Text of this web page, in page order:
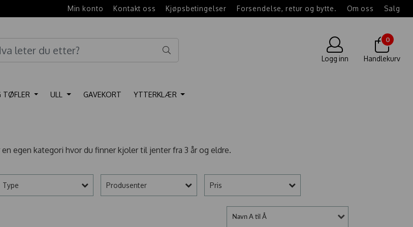
Min konto Kontakt oss Kjøpsbetingelser Forsendelse, retur og bytte. Om oss Salg
Logg inn
0
Handlekurv
TØFLER ULL GAVEKORT YTTERKLÆR
egen kategori hvor du finner kjoler til jenter fra 3 år og eldre.
Type Produsenter Pris
Navn A til Å